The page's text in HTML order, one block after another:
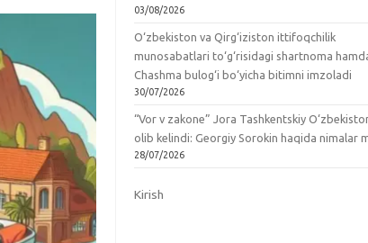
03/08/2026
O‘zbekiston va Qirg‘iziston ittifoqchilik
munosabatlari to‘g‘risidagi shartnoma
Chashma bulog‘i bo‘yicha bitimni imzoladi
30/07/2026
“Vor v zakone” Jora Tashkentskiy
olib kelindi: Georgiy Sorokin haqida nimalar
28/07/2026
Kirish